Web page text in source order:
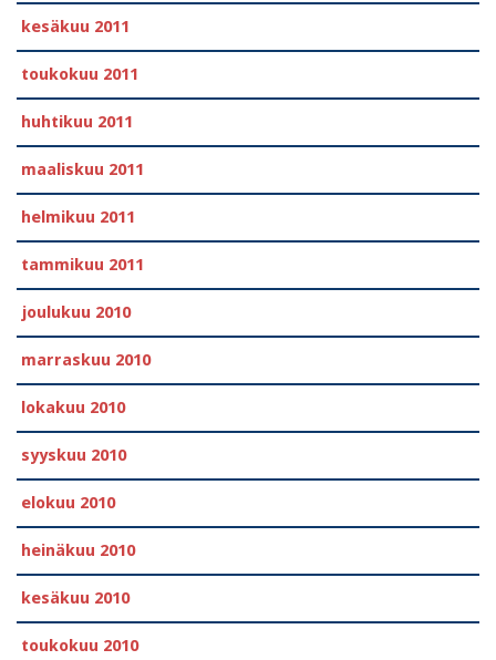
kesäkuu 2011
toukokuu 2011
huhtikuu 2011
maaliskuu 2011
helmikuu 2011
tammikuu 2011
joulukuu 2010
marraskuu 2010
lokakuu 2010
syyskuu 2010
elokuu 2010
heinäkuu 2010
kesäkuu 2010
toukokuu 2010